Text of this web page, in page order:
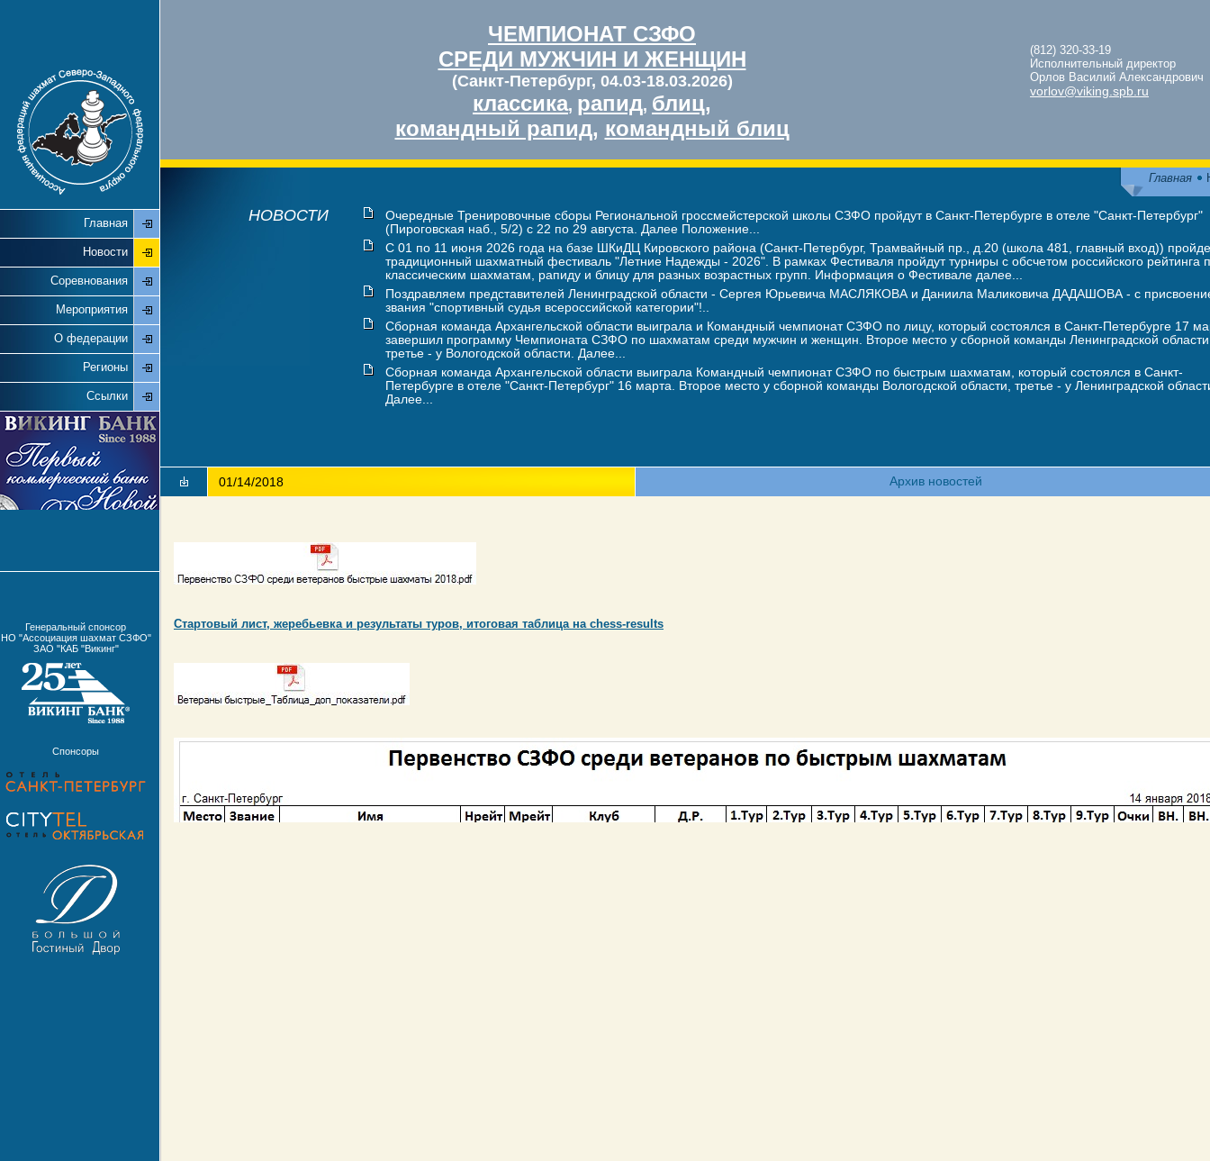
ЧЕМПИОНАТ СЗФО
СРЕДИ МУЖЧИН И ЖЕНЩИН
(Санкт-Петербург, 04.03-18.03.2026)
классика, рапид, блиц,
командный рапид, командный блиц
(812) 320-33-19
Исполнительный директор
Орлов Василий Александрович
vorlov@viking.spb.ru
Главная
Новости
Соревнования
Мероприятия
О федерации
Регионы
Ссылки
Генеральный спонсор
НО "Ассоциация шахмат СЗФО"
ЗАО "КАБ "Викинг"
Спонсоры
Главная
НОВОСТИ
Очередные Тренировочные сборы Региональной гроссмейстерской школы СЗФО пройдут в Санкт-Петербурге в отеле "Санкт-Петербург"
(Пироговская наб., 5/2) с 22 по 29 августа. Далее Положение...
С 01 по 11 июня 2026 года на базе ШКиДЦ Кировского района (Санкт-Петербург, Трамвайный пр., д.20 (школа 481, главный вход))
традиционный шахматный фестиваль "Летние Надежды - 2026". В рамках Фестиваля пройдут турниры с обсчетом российского рейтинга
классическим шахматам, рапиду и блицу для разных возрастных групп. Информация о Фестивале далее...
Поздравляем представителей Ленинградской области - Сергея Юрьевича МАСЛЯКОВА и Даниила Маликовича ДАДАШОВА - с
звания "спортивный судья всероссийской категории"!..
Сборная команда Архангельской области выиграла и Командный чемпионат СЗФО по лицу, который состоялся в Санкт-Петербурге 17
завершил программу Чемпионата СЗФО по шахматам среди мужчин и женщин. Второе место у сборной команды Ленинградской
третье - у Вологодской области. Далее...
Сборная команда Архангельской области выиграла Командный чемпионат СЗФО по быстрым шахматам, который состоялся в Санкт-
Петербурге в отеле "Санкт-Петербург" 16 марта. Второе место у сборной команды Вологодской области, третье - у Ленинградской
Далее...
01/14/2018 Архив новостей
Стартовый лист, жеребьевка и результаты туров, итоговая таблица на chess-results